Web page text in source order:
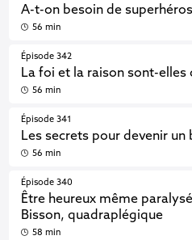
A-t-on besoin de
56 min
Épisode 342
La foi et la raison sont-elles
56 min
Épisode 341
Les secrets pour devenir un
56 min
Épisode 340
Être heureux même
Bisson, quadraplégique
58 min